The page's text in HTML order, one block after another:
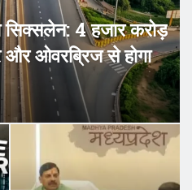
सिक्सलेन: 4 हजार करोड़
ओवरब्रिज से होगा